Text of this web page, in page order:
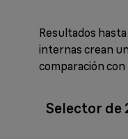
Resultados
internas crean
comparación con
Selector de